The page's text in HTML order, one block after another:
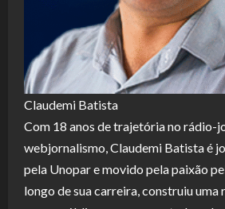
Claudemi Batista
Com 18 anos de trajetória no rádio-
webjornalismo, Claudemi Batista é
pela Unopar e movido pela paixão
longo de sua carreira, construiu uma